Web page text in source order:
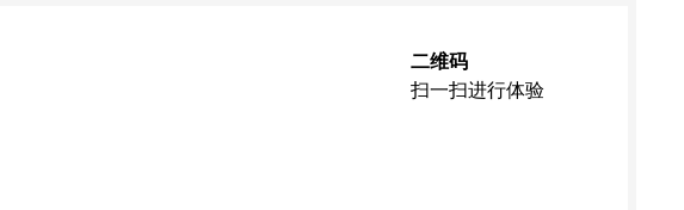
二维码
扫一扫进行体验